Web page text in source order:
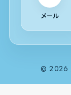
メール
© 2026